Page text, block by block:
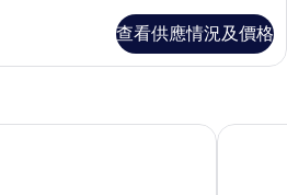
查看供應情況及價格
麥潤科